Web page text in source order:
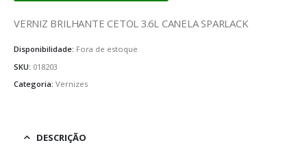
VERNIZ BRILHANTE CETOL 3.6L CANELA SPARLACK
Disponibilidade: Fora de estoque
SKU: 018203
Categoria: Vernizes
DESCRIÇÃO